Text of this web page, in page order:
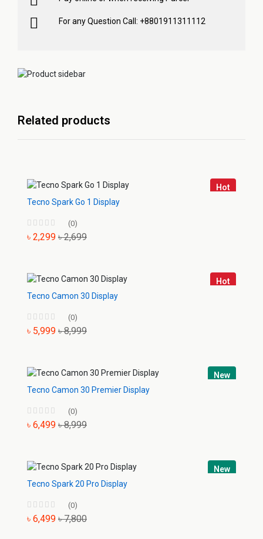
For any Question Call: +8801911311112
Related products
Hot
Tecno Spark Go 1 Display
(0)
৳ 2,299 ৳ 2,699
Hot
Tecno Camon 30 Display
(0)
৳ 5,999 ৳ 8,999
New
Tecno Camon 30 Premier Display
(0)
৳ 6,499 ৳ 8,999
New
Tecno Spark 20 Pro Display
(0)
৳ 6,499 ৳ 7,800